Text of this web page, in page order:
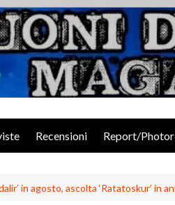
Recensioni Report/
in agosto, ascolta ‘Ratatoskur’ in